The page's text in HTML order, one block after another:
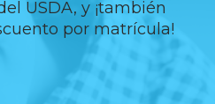
USDA, y ¡también
por matrícula!